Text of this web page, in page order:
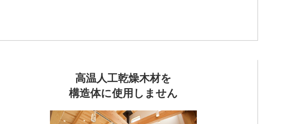
高温人工乾燥木材を
構造体に使用しません